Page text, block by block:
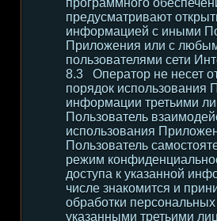
программного
предусматривают
информацией с иными
Приложения или с
пользователями сети
Оператор не несет
порядок использования
информации третьими
Пользователь
использования
Пользователь
режим
доступа к указанной
числе знакомится и
обработки
указанными третьими